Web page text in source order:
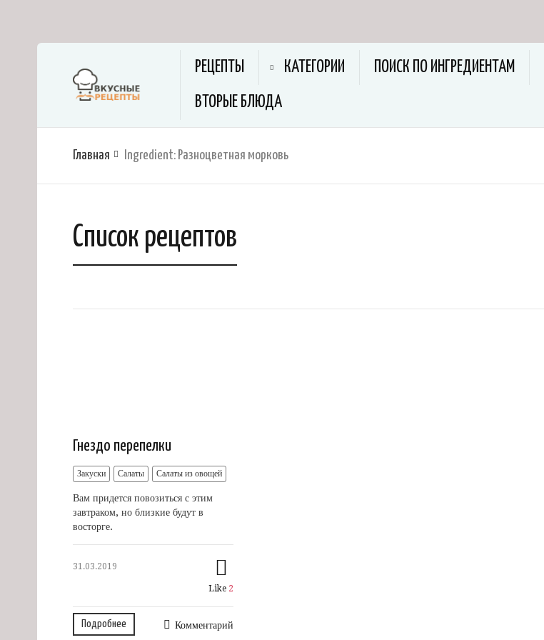
РЕЦЕПТЫ КАТЕГОРИИ ПОИСК ПО ИНГРЕДИЕНТАМ
ВТОРЫЕ БЛЮДА
Главная Ingredient: Разноцветная морковь
Список рецептов
Гнездо перепелки
Закуски Салаты Салаты из овощей
Вам придется повозиться с этим
завтраком, но близкие будут в
восторге.
31.03.2019
Like 2
Подробнее Комментарий